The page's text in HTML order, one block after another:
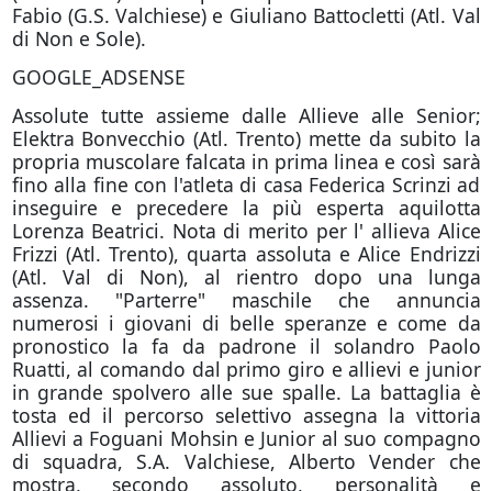
Fabio (G.S. Valchiese) e Giuliano Battocletti (Atl. Val
di Non e Sole).
GOOGLE_ADSENSE
Assolute tutte assieme dalle Allieve alle Senior;
Elektra Bonvecchio (Atl. Trento) mette da subito la
propria muscolare falcata in prima linea e così sarà
fino alla fine con l'atleta di casa Federica Scrinzi ad
inseguire e precedere la più esperta aquilotta
Lorenza Beatrici. Nota di merito per l' allieva Alice
Frizzi (Atl. Trento), quarta assoluta e Alice Endrizzi
(Atl. Val di Non), al rientro dopo una lunga
assenza. "Parterre" maschile che annuncia
numerosi i giovani di belle speranze e come da
pronostico la fa da padrone il solandro Paolo
Ruatti, al comando dal primo giro e allievi e junior
in grande spolvero alle sue spalle. La battaglia è
tosta ed il percorso selettivo assegna la vittoria
Allievi a Foguani Mohsin e Junior al suo compagno
di squadra, S.A. Valchiese, Alberto Vender che
mostra, secondo assoluto, personalità e